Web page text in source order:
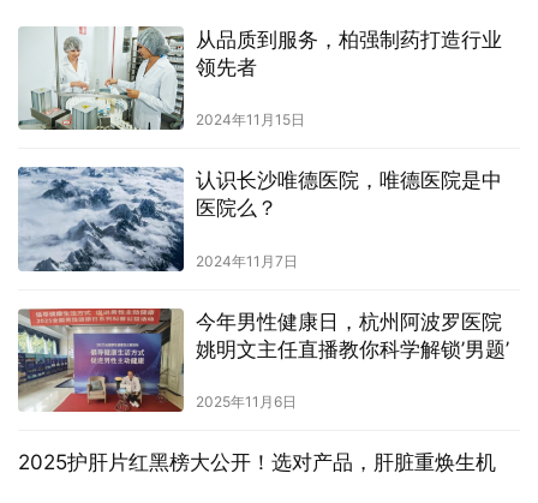
从品质到服务，柏强制药打造行业
领先者
2024年11月15日
认识长沙唯德医院，唯德医院是中
医院么？
2024年11月7日
今年男性健康日，杭州阿波罗医院
姚明文主任直播教你科学解锁’男题’
2025年11月6日
2025护肝片红黑榜大公开！选对产品，肝脏重焕生机